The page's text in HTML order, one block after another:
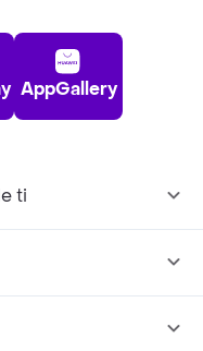
AppGallery
ti